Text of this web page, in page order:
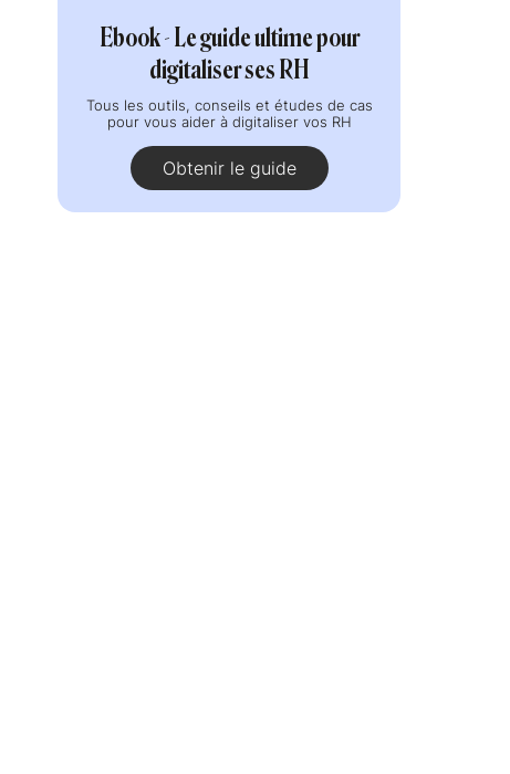
Ebook - Le guide ultime pour
digitaliser ses RH
Tous les outils, conseils et études de cas
pour vous aider à digitaliser vos RH
Obtenir le guide